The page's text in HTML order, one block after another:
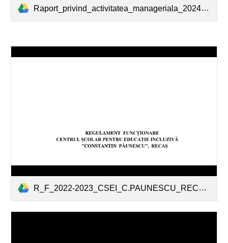
Raport_privind_activitatea_manageriala_2024-2025_CSEI_C.PAUNESCU_MARIANA_HEBER-site.pdf
R_F_2022-2023_CSEI_C.PAUNESCU_RECAS.pdf